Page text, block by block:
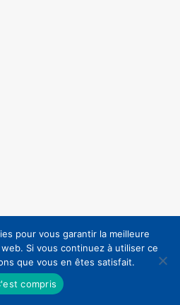
pour vous garantir la meilleure
Si vous continuez à utiliser ce
que vous en êtes satisfait.
compris